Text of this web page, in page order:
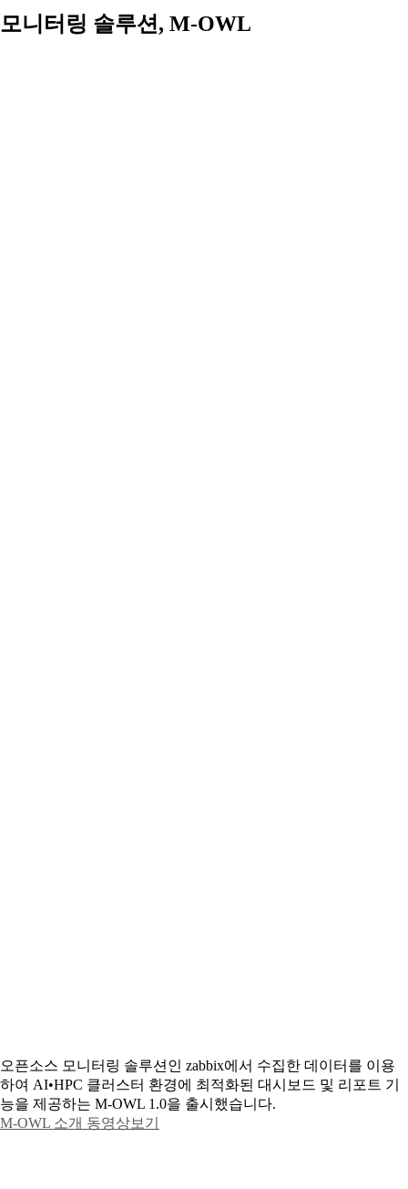
모니터링 솔루션, M-OWL
오픈소스 모니터링 솔루션인 zabbix에서 수집한 데이터를 이용
하여 AI•HPC 클러스터 환경에 최적화된 대시보드 및 리포트 기
능을 제공하는 M-OWL 1.0을 출시했습니다.
M-OWL 소개 동영상보기